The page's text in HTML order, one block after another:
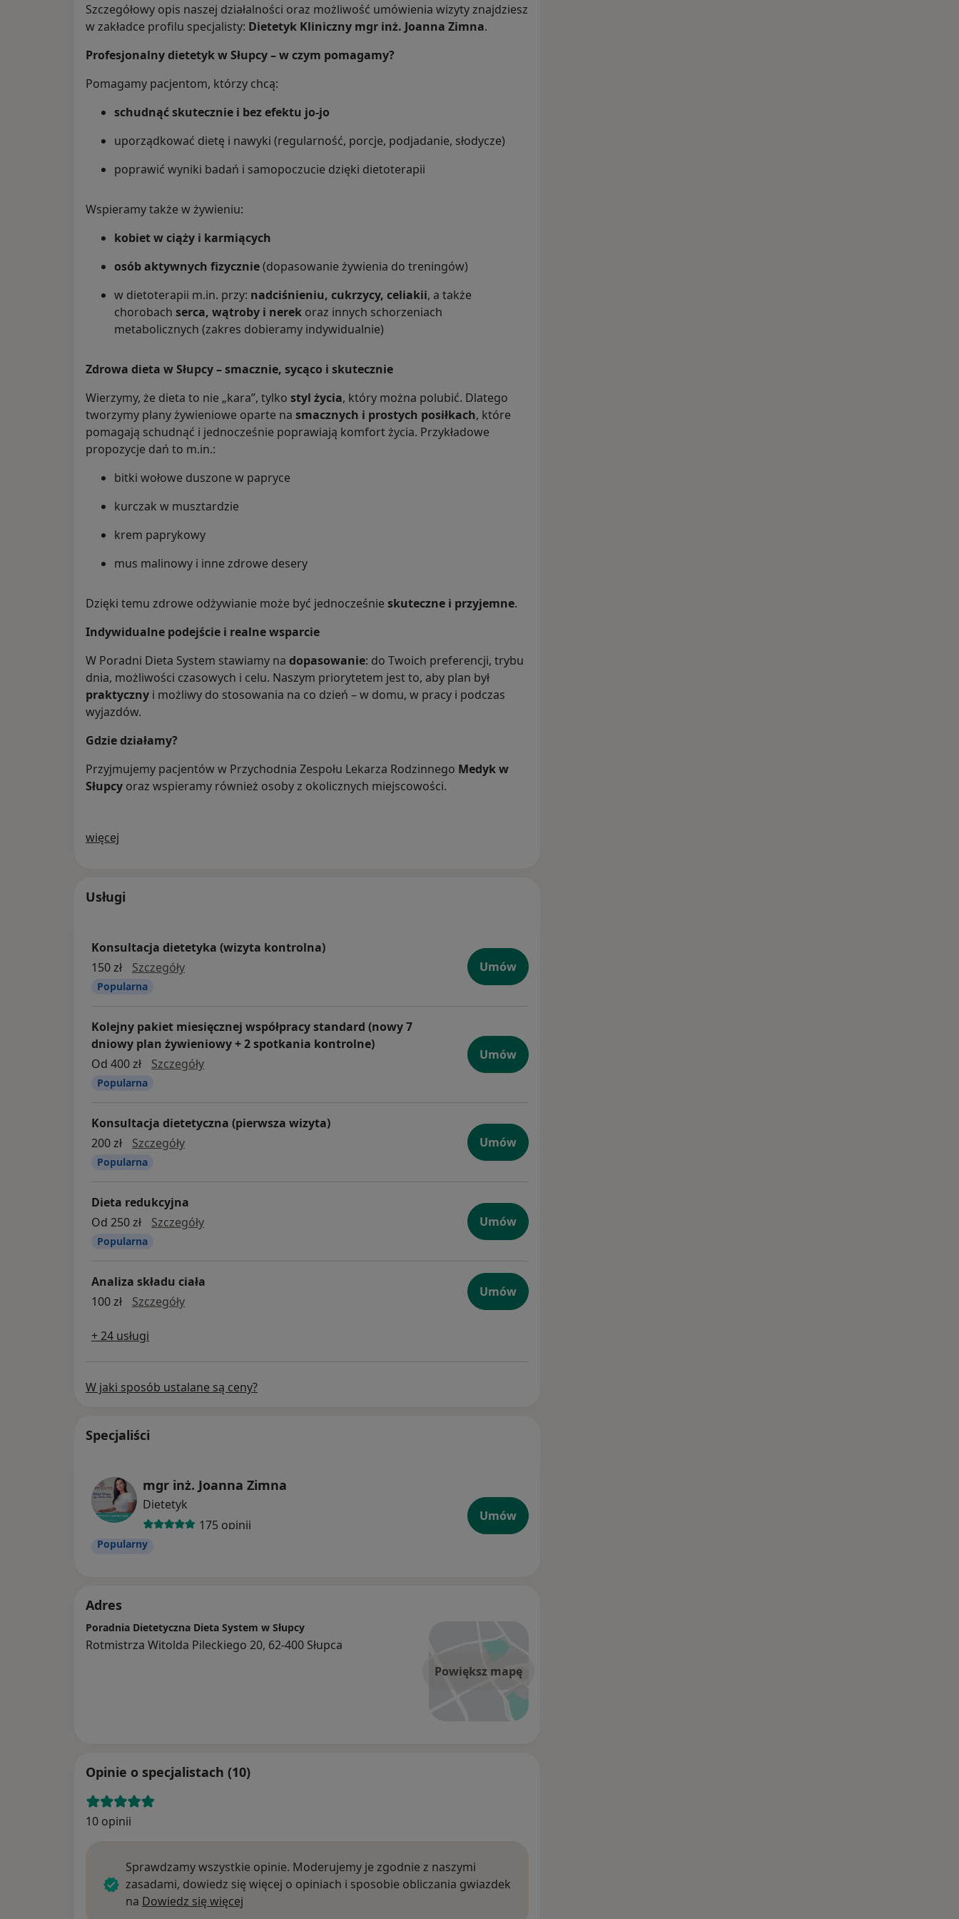
Szczegółowy opis naszej działalności oraz możliwość umówienia wizyty znajdziesz
w zakładce profilu specjalisty: Dietetyk Kliniczny mgr inż. Joanna Zimna.
Profesjonalny dietetyk w Słupcy – w czym pomagamy?
Pomagamy pacjentom, którzy chcą:
schudnąć skutecznie i bez efektu jo-jo
uporządkować dietę i nawyki (regularność, porcje, podjadanie, słodycze)
poprawić wyniki badań i samopoczucie dzięki dietoterapii
Wspieramy także w żywieniu:
kobiet w ciąży i karmiących
osób aktywnych fizycznie(dopasowanie żywienia do treningów)
w dietoterapii m.in. przy: nadciśnieniu, cukrzycy, celiakii, a także
chorobach serca, wątroby i nerek oraz innych schorzeniach
metabolicznych (zakres dobieramy indywidualnie)
Zdrowa dieta w Słupcy – smacznie, sycąco i skutecznie
Wierzymy, że dieta to nie „kara”, tylko styl życia, który można polubić. Dlatego
tworzymy plany żywieniowe oparte na smacznych i prostych posiłkach, które
pomagają schudnąć i jednocześnie poprawiają komfort życia. Przykładowe
propozycje dań to m.in.:
bitki wołowe duszone w papryce
kurczak w musztardzie
krem paprykowy
mus malinowy i inne zdrowe desery
Dzięki temu zdrowe odżywianie może być jednocześnie skuteczne i przyjemne.
Indywidualne podejście i realne wsparcie
W Poradni Dieta System stawiamy na dopasowanie: do Twoich preferencji, trybu
dnia, możliwości czasowych i celu. Naszym priorytetem jest to, aby plan był
praktyczny i możliwy do stosowania na co dzień – w domu, w pracy i podczas
wyjazdów.
Gdzie działamy?
Przyjmujemy pacjentów w Przychodnia Zespołu Lekarza Rodzinnego Medyk w
Słupcy oraz wspieramy również osoby z okolicznych miejscowości.
więcej
Usługi
Konsultacja dietetyka (wizyta kontrolna)
150 zł
SzczegółyKonsultacja dietetyka (wizyta kontrolna)
Popularna
Umów
Kolejny pakiet miesięcznej współpracy standard (nowy 7
dniowy plan żywieniowy + 2 spotkania kontrolne)
Od 400 zł
SzczegółyKolejny pakiet miesięcznej współpracy standard (nowy 7 dniowy plan żywieniowy + 2 spotkania kontrolne)
Popularna
Umów
Konsultacja dietetyczna (pierwsza wizyta)
200 zł
Szczegółykonsultacja dietetyczna (pierwsza wizyta)
Popularna
Umów
Dieta redukcyjna
Od 250 zł
Szczegółydieta redukcyjna
Popularna
Umów
Analiza składu ciała
100 zł
SzczegółyAnaliza składu ciała
Umów
+ 24 usługi
W jaki sposób ustalane są ceny?
Specjaliści
mgr inż. Joanna Zimna
Dietetyk
175 opinii
Popularny
Umów
Adres
Powiększ mapę
Poradnia Dietetyczna Dieta System w Słupcy
Rotmistrza Witolda Pileckiego 20, 62-400 Słupca
Opinie o specjalistach (10)
10 opinii
Sprawdzamy wszystkie opinie. Moderujemy je zgodnie z naszymi
zasadami, dowiedz się więcej o opiniach i sposobie obliczania gwiazdek
na Dowiedz się więcej